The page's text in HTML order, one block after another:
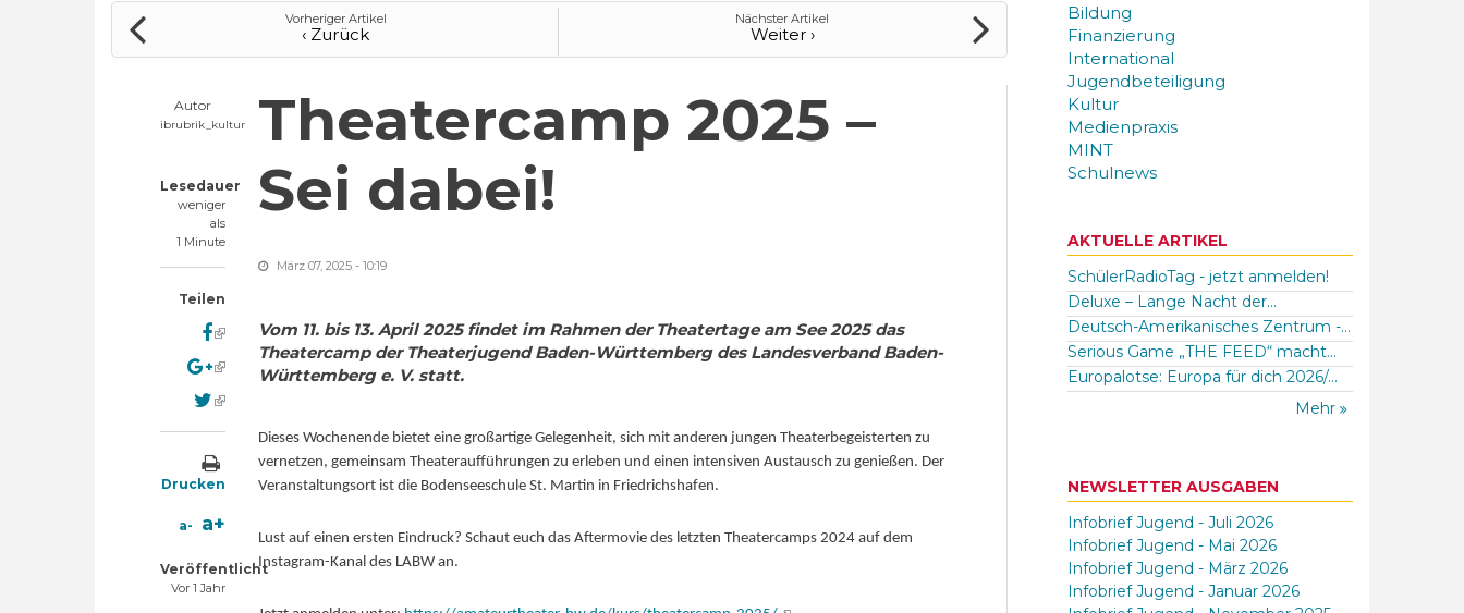
Vorheriger Artikel
‹ Zurück
Nächster Artikel
Weiter ›
Autor
ibrubrik_kultur
Lesedauer
weniger
als
1 Minute
Teilen
(link is external)
(link is external)
(link is external)
Drucken
a- a+
Veröffentlicht
Vor 1 Jahr
Theatercamp 2025 –
Sei dabei!
März 07, 2025 - 10:19
Vom 11. bis 13. April 2025 findet im Rahmen der Theatertage am See 2025 das
Theatercamp der Theaterjugend Baden-Württemberg des Landesverband Baden-
Württemberg e. V. statt.
Dieses Wochenende bietet eine großartige Gelegenheit, sich mit anderen jungen Theaterbegeisterten zu
vernetzen, gemeinsam Theateraufführungen zu erleben und einen intensiven Austausch zu genießen. Der
Veranstaltungsort ist die Bodenseeschule St. Martin in Friedrichshafen.
Lust auf einen ersten Eindruck? Schaut euch das Aftermovie des letzten Theatercamps 2024 auf dem
Instagram-Kanal des LABW an.
(link is external)
Bildung
Finanzierung
International
Jugendbeteiligung
Kultur
Medienpraxis
MINT
Schulnews
AKTUELLE ARTIKEL
SchülerRadioTag - jetzt anmelden!
Deluxe – Lange Nacht der...
Deutsch-Amerikanisches Zentrum -...
Serious Game „THE FEED“ macht...
Europalotse: Europa für dich 2026/...
Mehr
NEWSLETTER AUSGABEN
Infobrief Jugend - Juli 2026
Infobrief Jugend - Mai 2026
Infobrief Jugend - März 2026
Infobrief Jugend - Januar 2026